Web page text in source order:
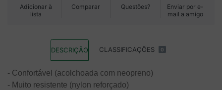
Adicionar à
lista
Comparar Questões?
Enviar por e-
mail a amigo
DESCRIÇÃO CLASSIFICAÇÕES 0
- Confortável (acolchoada com neopreno)
- Muito resistente (nylon reforçado)